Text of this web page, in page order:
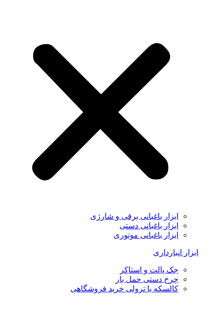
ابزار باغبانی برقی و شارژی
ابزار باغبانی دستی
ابزار باغبانی موتوری
ابزار انبارداری
جک پالت و استاکر
چرخ دستی حمل بار
کالسکه یا ترولی خرید فروشگاهی